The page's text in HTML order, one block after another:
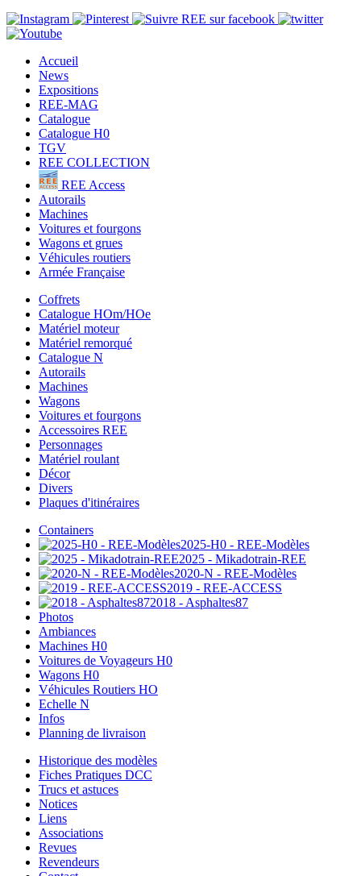
Accueil
News
Expositions
REE-MAG
Catalogue
Catalogue H0
TGV
REE COLLECTION
REE Access
Autorails
Machines
Voitures et fourgons
Wagons et grues
Véhicules routiers
Armée Française
Coffrets
Catalogue HOm/HOe
Matériel moteur
Matériel remorqué
Catalogue N
Autorails
Machines
Wagons
Voitures et fourgons
Accessoires REE
Personnages
Matériel roulant
Décor
Divers
Plaques d'itinéraires
Containers
2025-H0 - REE-Modèles
2025 - Mikadotrain-REE
2020-N - REE-Modèles
2019 - REE-ACCESS
2018 - Asphaltes87
Photos
Ambiances
Machines H0
Voitures de Voyageurs H0
Wagons H0
Véhicules Routiers HO
Echelle N
Infos
Planning de livraison
Historique des modèles
Fiches Pratiques DCC
Trucs et astuces
Notices
Liens
Associations
Revues
Revendeurs